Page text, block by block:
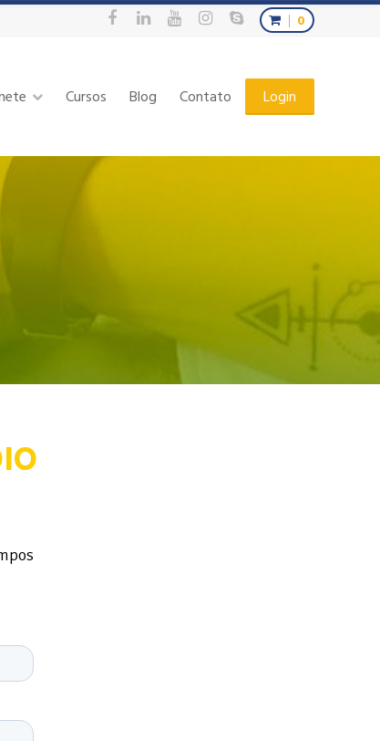
0
Cursos Blog Contato Login